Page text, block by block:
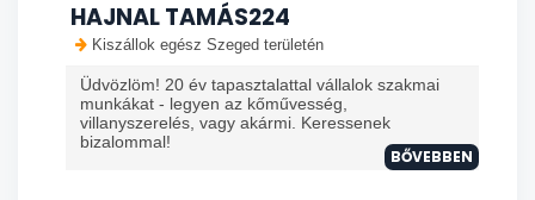
HAJNAL TAMÁS224
Kiszállok egész Szeged területén
Üdvözlöm! 20 év tapasztalattal vállalok szakmai
munkákat - legyen az kőművesség,
villanyszerelés, vagy akármi. Keressenek
bizalommal!
BŐVEBBEN